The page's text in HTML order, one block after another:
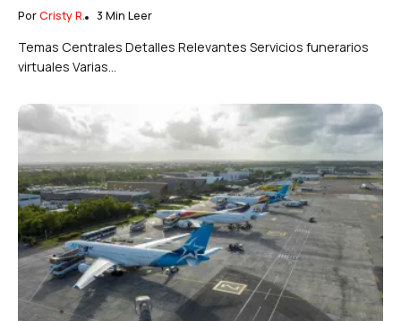
PorCristy R. 3 Min Leer
Temas Centrales Detalles Relevantes Servicios funerarios
virtuales Varias...